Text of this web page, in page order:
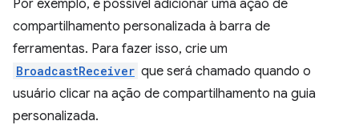
Por exemplo, é possível adicionar uma ação de
compartilhamento personalizada à barra de
ferramentas. Para fazer isso, crie um
BroadcastReceiver que será chamado quando o
usuário clicar na ação de compartilhamento na guia
personalizada.